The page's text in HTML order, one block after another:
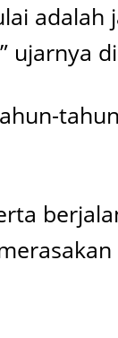
ujarnya